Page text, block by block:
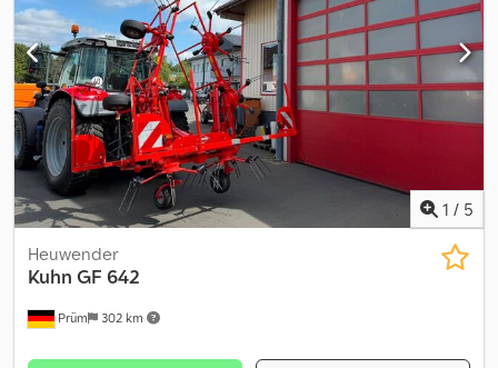
1 / 5
Prüm 302 km
Heuwender
Kuhn GF 642